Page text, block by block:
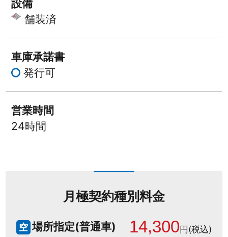
設備
舗装済
車庫承諾書
発行可
営業時間
24時間
月極契約種別料金
空 場所指定(普通車) 14,300円(税込)